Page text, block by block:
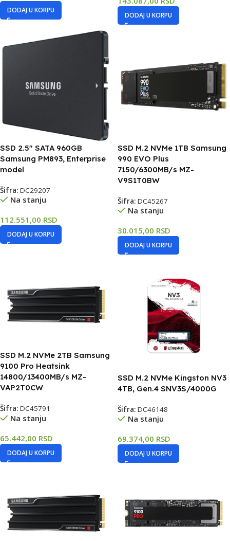
DODAJ U KORPU
DODAJ U KORPU
SSD 2.5″ SATA 960GB
Samsung PM893, Enterprise
model
Šifra: DC29207
Na stanju
112.551,00 RSD
DODAJ U KORPU
SSD M.2 NVMe 1TB Samsung
990 EVO Plus
7150/6300MB/s MZ-
V9S1T0BW
Šifra: DC45267
Na stanju
30.015,00 RSD
DODAJ U KORPU
SSD M.2 NVMe 2TB Samsung
9100 Pro Heatsink
14800/13400MB/s MZ-
VAP2T0CW
Šifra: DC45791
Na stanju
65.442,00 RSD
DODAJ U KORPU
SSD M.2 NVMe Kingston NV3
4TB, Gen.4 SNV3S/4000G
Šifra: DC46148
Na stanju
69.374,00 RSD
DODAJ U KORPU